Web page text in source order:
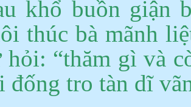
khổ buồn giận
thúc bà mãnh
hỏi: “thăm gì và
đống tro tàn dĩ